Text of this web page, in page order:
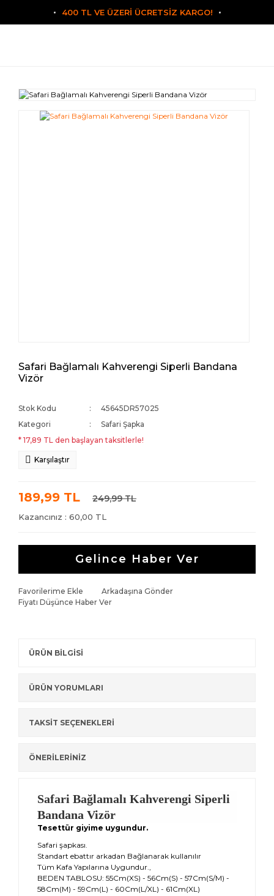
400 TL VE ÜZERİ ÜCRETSİZ KARGO!
Safari Bağlamalı Kahverengi Siperli Bandana
Vizör
Stok Kodu
45645DR57025
Kategori
Safari Şapka
* 17,89 TL den başlayan taksitlerle!
Karşılaştır
189,99 TL 249,99 TL
Kazancınız : 60,00 TL
Gelince Haber Ver
Favorilerime Ekle
Arkadaşına Gönder
Fiyatı Düşünce Haber Ver
ÜRÜN BİLGİSİ
ÜRÜN YORUMLARI
TAKSİT SEÇENEKLERİ
ÖNERİLERİNİZ
Safari Bağlamalı Kahverengi Siperli
Bandana Vizör
Tesettür giyime uygundur.
Safari şapkası.
Standart ebattır arkadan Bağlanarak kullanılır
Tüm Kafa Yapılarına Uygundur.,
BEDEN TABLOSU: 55Cm(XS) - 56Cm(S) - 57Cm(S/M) -
58Cm(M) - 59Cm(L) - 60Cm(L/XL) - 61Cm(XL)